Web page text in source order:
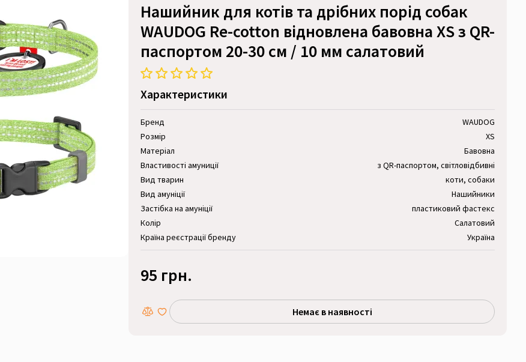
Нашийник для котів та дрібних порід собак
WAUDOG Re-cotton відновлена бавовна XS з QR-
паспортом 20-30 см / 10 мм салатовий
Характеристики
Бренд
WAUDOG
Розмір
XS
Матеріал
Бавовна
Властивості амуниції
з QR-паспортом, світловідбивні
Вид тварин
коти, собаки
Вид амуніції
Нашийники
Застібка на амуніції
пластиковий фастекс
Колір
Салатовий
Країна реєстрації бренду
Україна
95 грн.
Немає в наявності